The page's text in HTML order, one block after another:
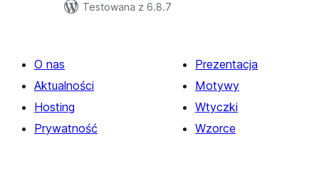
Testowana z 6.8.7
O nas
Aktualności
Hosting
Prywatność
Prezentacja
Motywy
Wtyczki
Wzorce